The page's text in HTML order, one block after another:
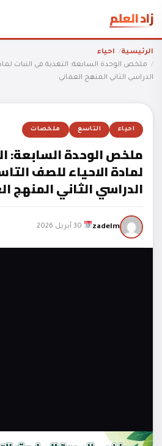
زاد العلم
الرئيسية
احياء
ملخص الوحدة السابعة: التغذية في النبات
الدراسي الثاني المنهج العماني
احياء التاسع ملخصات
ملخص الوحدة السابعة:
لمادة الاحياء للصف
الدراسي الثاني المنهج
zadelm